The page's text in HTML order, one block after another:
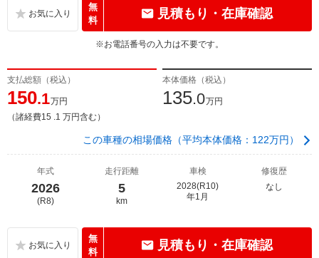
無
料
見積もり・在庫確認
※お電話番号の入力は不要です。
支払総額（税込）
150.1万円
（諸経費15 .1 万円含む）
本体価格（税込）
135.0万円
この車種の相場価格（平均本体価格：122万円）
年式
2026
(R8)
走行距離
5
km
車検
2028(R10)
年1月
修復歴
なし
無
料
見積もり・在庫確認